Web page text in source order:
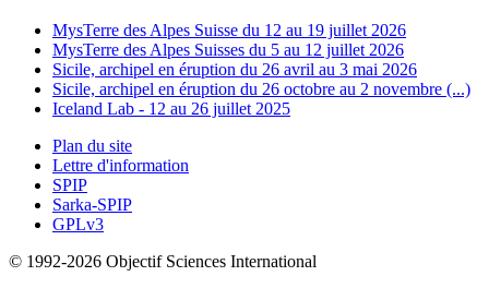
MysTerre des Alpes Suisse du 12 au 19 juillet 2026
MysTerre des Alpes Suisses du 5 au 12 juillet 2026
Sicile, archipel en éruption du 26 avril au 3 mai 2026
Sicile, archipel en éruption du 26 octobre au 2 novembre (...)
Iceland Lab - 12 au 26 juillet 2025
Plan du site
Lettre d'information
SPIP
Sarka-SPIP
GPLv3
© 1992-2026 Objectif Sciences International